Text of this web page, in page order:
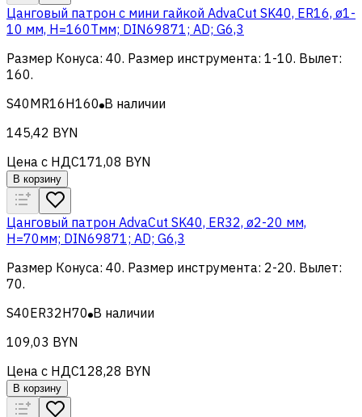
Цанговый патрон c мини гайкой AdvaCut SK40, ER16, ø1-
10 мм, H=160Tмм; DIN69871; AD; G6,3
Размер Конуса: 40. Размер инструмента: 1-10. Вылет:
160.
S40MR16H160 В наличии
145,42 BYN
Цена с НДС171,08 BYN
В корзину
Цанговый патрон AdvaCut SK40, ER32, ø2-20 мм,
H=70мм; DIN69871; AD; G6,3
Размер Конуса: 40. Размер инструмента: 2-20. Вылет:
70.
S40ER32H70 В наличии
109,03 BYN
Цена с НДС128,28 BYN
В корзину